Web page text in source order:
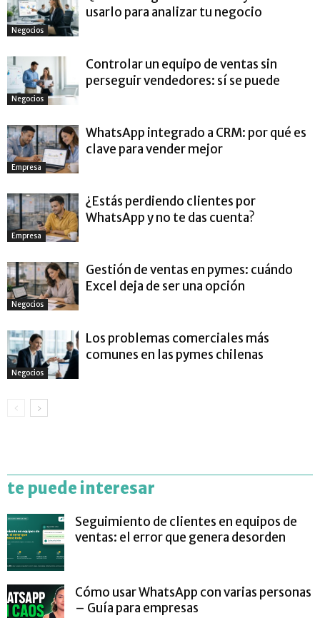
Negocios
usarlo para analizar tu negocio
Negocios
Controlar un equipo de ventas sin
perseguir vendedores: sí se puede
Empresa
WhatsApp integrado a CRM: por qué es
clave para vender mejor
Empresa
¿Estás perdiendo clientes por
WhatsApp y no te das cuenta?
Negocios
Gestión de ventas en pymes: cuándo
Excel deja de ser una opción
Negocios
Los problemas comerciales más
comunes en las pymes chilenas
te puede interesar
Seguimiento de clientes en equipos de
ventas: el error que genera desorden
Cómo usar WhatsApp con varias personas
– Guía para empresas